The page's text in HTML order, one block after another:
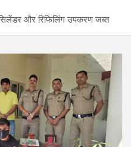
और रिफिलिंग उपकरण जब्त